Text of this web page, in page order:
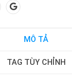
MÔ TẢ
TAG TÙY CHỈNH